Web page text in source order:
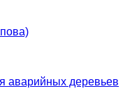
аварийных деревьев